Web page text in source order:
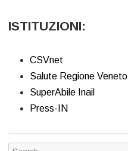
ISTITUZIONI:
CSVnet
Salute Regione Veneto
SuperAbile Inail
Press-IN
Search